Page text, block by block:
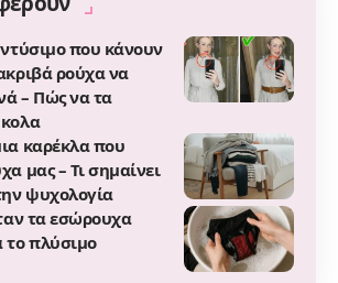
που κάνουν
ρούχα να
– Πώς να τα
καρέκλα που
μας – Τι σημαίνει
ψυχολογία
τα εσώρουχα
το πλύσιμο